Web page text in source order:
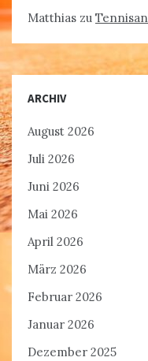
Matthias zu
ARCHIV
August 2026
Juli 2026
Juni 2026
Mai 2026
April 2026
März 2026
Februar 2026
Januar 2026
Dezember 2025